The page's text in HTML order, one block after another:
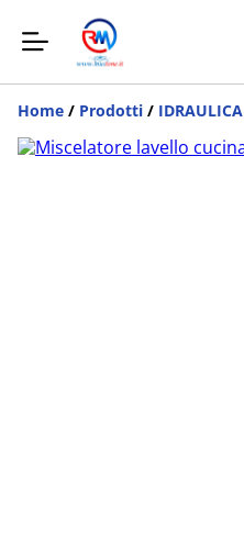
Home / Prodotti / IDRAULICA